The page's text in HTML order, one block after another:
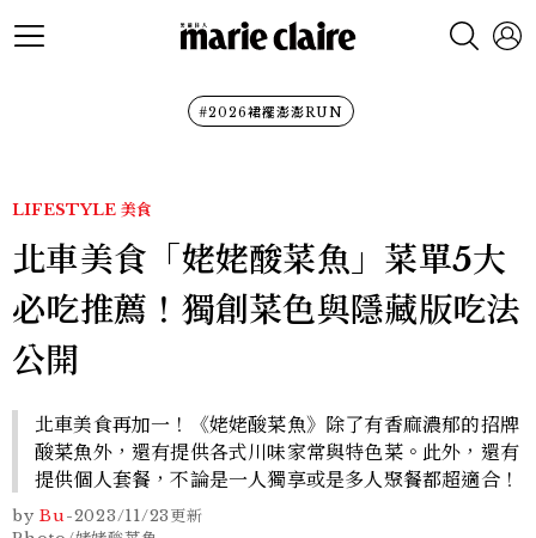
#2026裙襬澎澎RUN
LIFESTYLE 美食
北車美食「姥姥酸菜魚」菜單5大
必吃推薦！獨創菜色與隱藏版吃法
公開
北車美食再加一！《姥姥酸菜魚》除了有香麻濃郁的招牌
酸菜魚外，還有提供各式川味家常與特色菜。此外，還有
提供個人套餐，不論是一人獨享或是多人聚餐都超適合！
by Bu-2023/11/23更新